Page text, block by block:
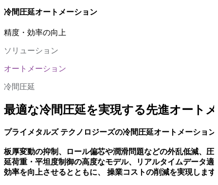
冷間圧延オートメーション
精度・効率の向上
ソリューション
オートメーション
冷間圧延
最適な冷間圧延を実現する先進オート
プライメタルズ テクノロジーズの冷間圧延オートメーショ
板厚変動の抑制、ロール偏芯や潤滑問題などの外乱低減、
延荷重・平坦度制御の高度なモデル、リアルタイムデータ
効率を向上させるとともに、 操業コストの削減を実現します